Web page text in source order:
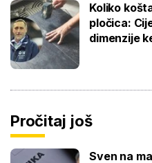
Koliko
pločica:
dimenzije
Pročitaj još
Sven na